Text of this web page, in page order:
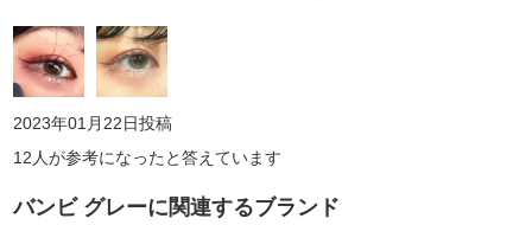
2023年01月22日投稿
12 人が参考になったと答えています
バンビ グレーに関連するブランド